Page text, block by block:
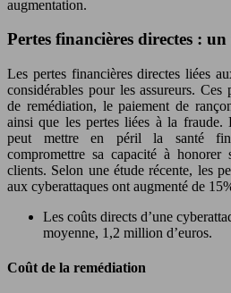
augmentation.
Pertes financières directes :
Les pertes financières directes liées aux cyberattaques peuvent être
considérables pour les assureurs. Ces
de remédiation, le paiement de
ainsi que les pertes liées à la fraude.
peut mettre en péril la santé
compromettre sa capacité à honorer
clients. Selon une étude récente, les
aux cyberattaques ont augmenté de
Les coûts directs d’une
moyenne, 1,2 million d’euros.
Coût de la remédiation